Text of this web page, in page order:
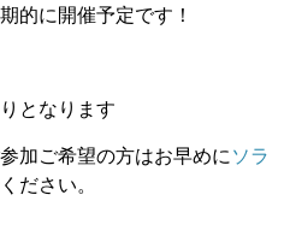
的に開催予定です！
となります
加ご希望の方はお早めに ソラ
ださい。